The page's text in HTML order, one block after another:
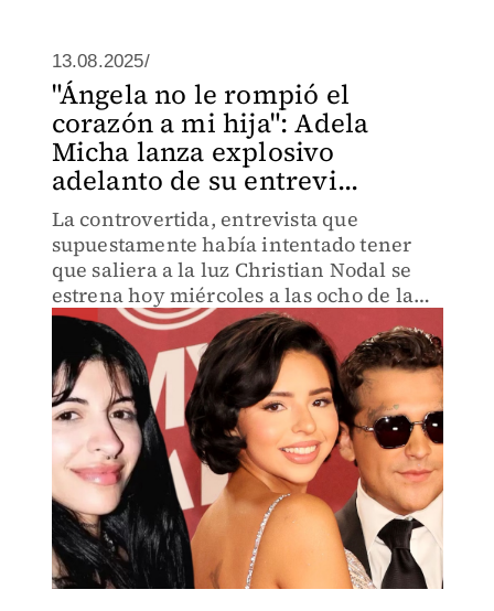
13.08.2025/
"Ángela no le rompió el
corazón a mi hija": Adela
Micha lanza explosivo
adelanto de su entrevi...
La controvertida, entrevista que
supuestamente había intentado tener
que saliera a la luz Christian Nodal se
estrena hoy miércoles a las ocho de la
noche y Adela Micha ya lanzó un
adelanto.